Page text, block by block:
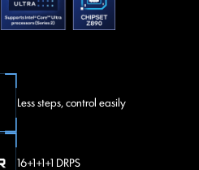
Less steps, control easily
16+1+1+1 DRPS